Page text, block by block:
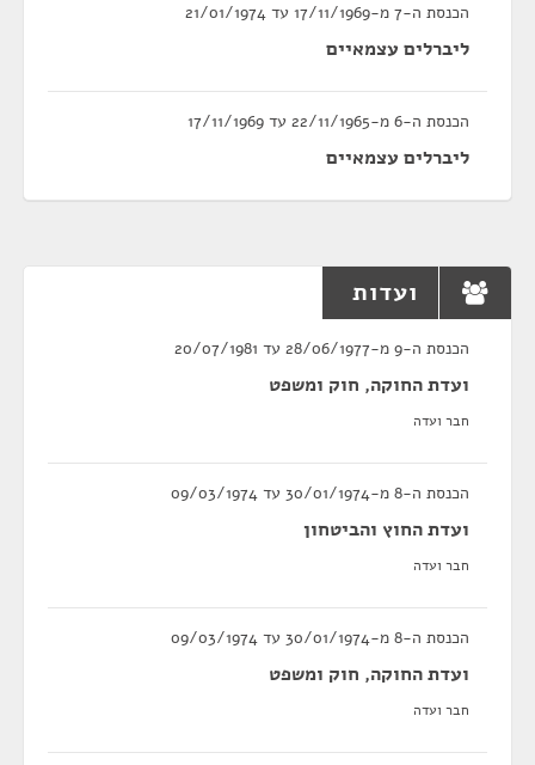
הכנסת ה-7 מ-17/11/1969 עד 21/01/1974
ליברלים עצמאיים
הכנסת ה-6 מ-22/11/1965 עד 17/11/1969
ליברלים עצמאיים
ועדות
הכנסת ה-9 מ-28/06/1977 עד 20/07/1981
ועדת החוקה, חוק ומשפט
חבר ועדה
הכנסת ה-8 מ-30/01/1974 עד 09/03/1974
ועדת החוץ והביטחון
חבר ועדה
הכנסת ה-8 מ-30/01/1974 עד 09/03/1974
ועדת החוקה, חוק ומשפט
חבר ועדה